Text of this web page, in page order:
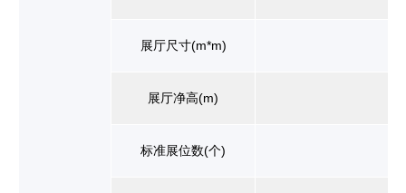
展厅尺寸(m*m)
展厅净高(m)
标准展位数(个)